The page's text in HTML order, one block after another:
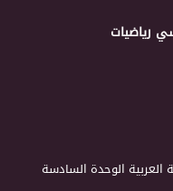
رياضيات
الوحدة السادسة